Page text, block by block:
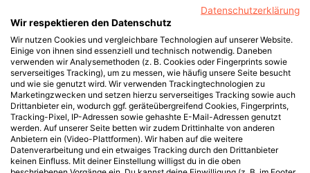
Datenschutzerklärung
Wir respektieren den Datenschutz
Wir nutzen Cookies und vergleichbare Technologien auf unserer Website.
Einige von ihnen sind essenziell und technisch notwendig. Daneben
verwenden wir Analysemethoden (z. B. Cookies oder Fingerprints sowie
serverseitiges Tracking), um zu messen, wie häufig unsere Seite besucht
und wie sie genutzt wird. Wir verwenden Trackingtechnologien zu
Marketingzwecken und setzen hierzu serverseitiges Tracking sowie auch
Drittanbieter ein, wodurch ggf. geräteübergreifend Cookies, Fingerprints,
Tracking-Pixel, IP-Adressen sowie gehashte E-Mail-Adressen genutzt
werden. Auf unserer Seite betten wir zudem Drittinhalte von anderen
Anbietern ein (Video-Plattformen). Wir haben auf die weitere
Datenverarbeitung und ein etwaiges Tracking durch den Drittanbieter
keinen Einfluss. Mit deiner Einstellung willigst du in die oben